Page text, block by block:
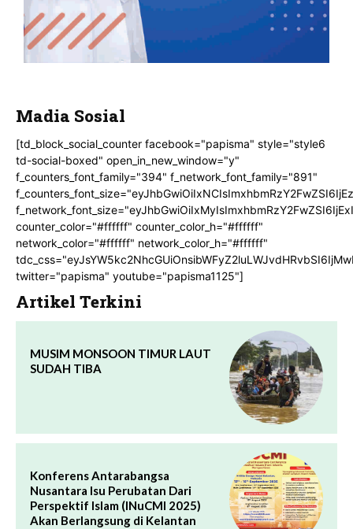
Madia Sosial
[td_block_social_counter facebook="papisma" style="style6
td-social-boxed" open_in_new_window="y"
f_counters_font_family="394" f_network_font_family="891"
counter_color="#ffffff" counter_color_h="#ffffff"
network_color="#ffffff" network_color_h="#ffffff"
twitter="papisma" youtube="papisma1125"]
Artikel Terkini
MUSIM MONSOON TIMUR LAUT
SUDAH TIBA
Konferens Antarabangsa
Nusantara Isu Perubatan Dari
Perspektif Islam (INuCMI 2025)
Akan Berlangsung di Kelantan